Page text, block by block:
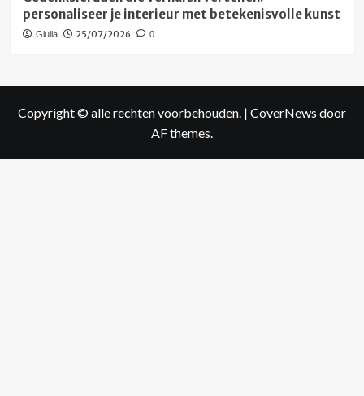
personaliseer je interieur met betekenisvolle kunst
Giulia 25/07/2026 0
Copyright © alle rechten voorbehouden. | CoverNews door
AF themes.